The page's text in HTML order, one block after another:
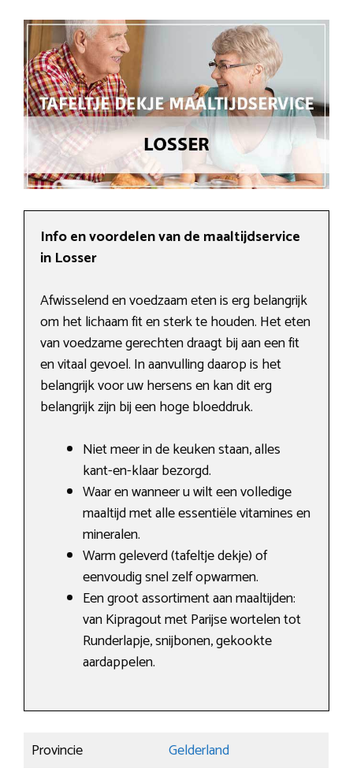
Info en voordelen van de maaltijdservice
in Losser
Afwisselend en voedzaam eten is erg belangrijk
om het lichaam fit en sterk te houden. Het eten
van voedzame gerechten draagt bij aan een fit
en vitaal gevoel. In aanvulling daarop is het
belangrijk voor uw hersens en kan dit erg
belangrijk zijn bij een hoge bloeddruk.
Niet meer in de keuken staan, alles
kant-en-klaar bezorgd.
Waar en wanneer u wilt een volledige
maaltijd met alle essentiële vitamines en
mineralen.
Warm geleverd (tafeltje dekje) of
eenvoudig snel zelf opwarmen.
Een groot assortiment aan maaltijden:
van Kipragout met Parijse wortelen tot
Runderlapje, snijbonen, gekookte
aardappelen.
Provincie
Gelderland